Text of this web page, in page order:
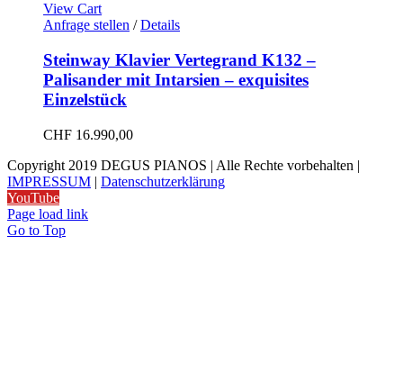
View Cart
Anfrage stellen / Details
Steinway Klavier Vertegrand K132 –
Palisander mit Intarsien – exquisites
Einzelstück
CHF 16.990,00
Copyright 2019 DEGUS PIANOS | Alle Rechte vorbehalten |
IMPRESSUM | Datenschutzerklärung
YouTube
Page load link
Go to Top